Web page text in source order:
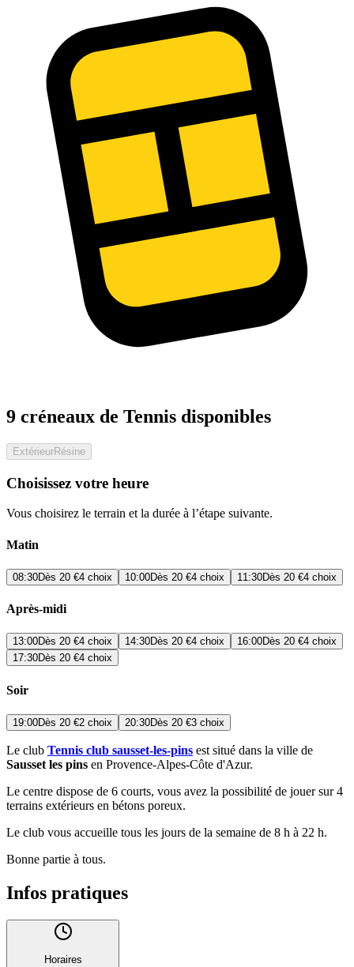
9 créneaux de Tennis disponibles
ExtérieurRésine
Choisissez votre heure
Vous choisirez le terrain et la durée à l’étape suivante.
Matin
08:30Dès 20 €4 choix 10:00Dès 20 €4 choix 11:30Dès 20 €4 choix
Après-midi
13:00Dès 20 €4 choix 14:30Dès 20 €4 choix 16:00Dès 20 €4 choix
17:30Dès 20 €4 choix
Soir
19:00Dès 20 €2 choix 20:30Dès 20 €3 choix
Le club Tennis club sausset-les-pins est situé dans la ville de
Sausset les pins en Provence-Alpes-Côte d'Azur.
Le centre dispose de 6 courts, vous avez la possibilité de jouer sur 4
terrains extérieurs en bétons poreux.
Le club vous accueille tous les jours de la semaine de 8 h à 22 h.
Bonne partie à tous.
Infos pratiques
Horaires